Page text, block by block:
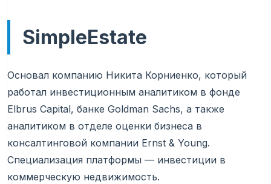
SimpleEstate
Основал компанию Никита Корниенко, который
работал инвестиционным аналитиком в фонде
Elbrus Capital, банке Goldman Sachs, а также
аналитиком в отделе оценки бизнеса в
консалтинговой компании Ernst & Young.
Специализация платформы — инвестиции в
коммерческую недвижимость.